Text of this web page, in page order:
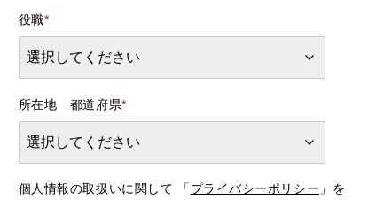
役職*
所在地 都道府県*
個人情報の取扱いに関して 「 プライバシーポリシー 」を